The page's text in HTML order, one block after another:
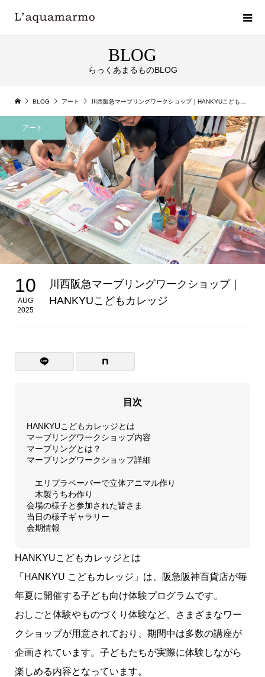
BLOG
らっくあまるものBLOG
BLOG アート 川西阪急マーブリングワークショップ｜HANKYUこどもカレッジ
アート
10
AUG
2025
川西阪急マーブリングワークショップ｜
HANKYUこどもカレッジ
目次
HANKYUこどもカレッジとは
マーブリングワークショップ内容
マーブリングとは？
マーブリングワークショップ詳細
エリプラペーパーで立体アニマル作り
木製うちわ作り
会場の様子と参加された皆さま
当日の様子ギャラリー
会期情報
HANKYUこどもカレッジとは
「HANKYU こどもカレッジ」は、阪急阪神百貨店が毎
年夏に開催する子ども向け体験プログラムです。
おしごと体験やものづくり体験など、さまざまなワー
クショップが用意されており、期間中は多数の講座が
企画されています。子どもたちが実際に体験しながら
楽しめる内容となっています。